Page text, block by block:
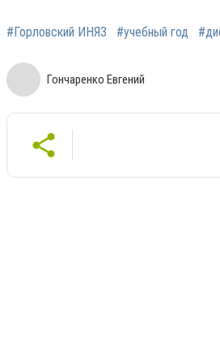
#Горловский ИНЯЗ #учебный год
Гончаренко Евгений